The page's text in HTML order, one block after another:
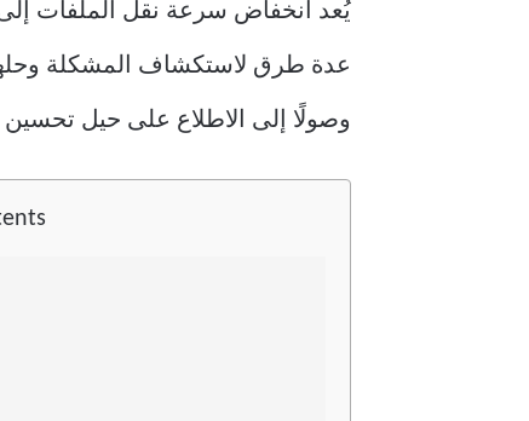
عدة طرق لاستكشاف المشكلة
وصولًا إلى الاطلاع على حيل تحسين